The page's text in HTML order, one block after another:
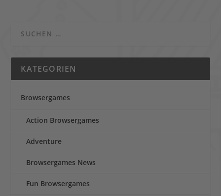
KATEGORIEN
Browsergames
Action Browsergames
Adventure
Browsergames News
Fun Browsergames